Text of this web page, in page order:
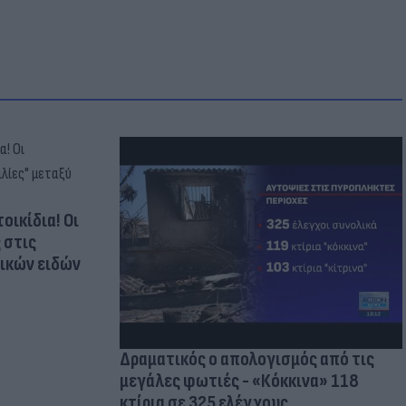
Οι
ειδών
Δραματικός ο απολογισμός από τις
μεγάλες φωτιές - «Κόκκινα» 118